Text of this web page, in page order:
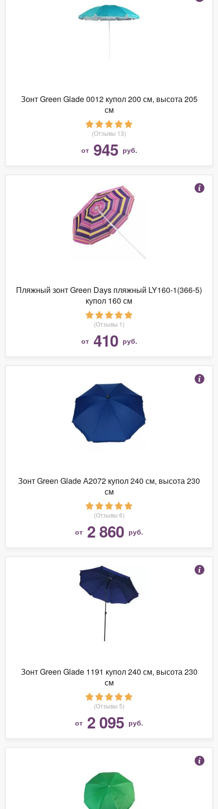
Зонт Green Glade 0012 купол 200 см, высота 205
см
(Отзывы 13)
от 945 руб.
Пляжный зонт Green Days пляжный LY160-1(366-5)
купол 160 см
(Отзывы 1)
от 410 руб.
Зонт Green Glade А2072 купол 240 см, высота 230
см
(Отзывы 6)
от 2 860 руб.
Зонт Green Glade 1191 купол 240 см, высота 230
см
(Отзывы 5)
от 2 095 руб.